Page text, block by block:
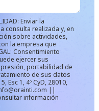
shopping
with #SEOFOMO
research ...
00:05:38
Enviar la
consulta realizada y, en
sobre actividades,
la empresa que
Consentimiento
ejercer sus
portabilidad de
de sus datos
Esc 1, 4º CyD, 28010,
||
información